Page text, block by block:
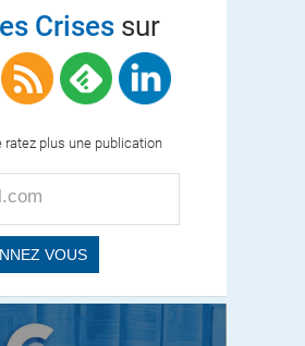
Crisessur
ratez plus une publication